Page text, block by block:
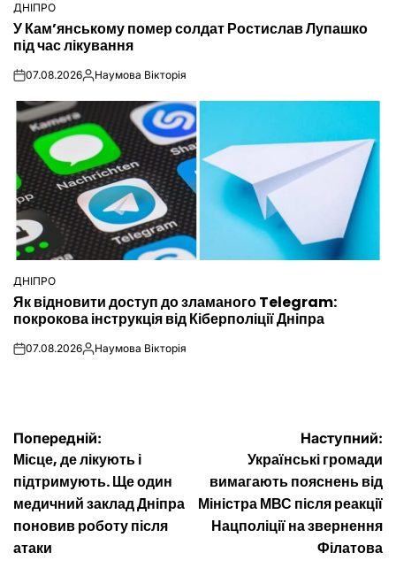
ОПУБЛІКУВАТИ
У
ДНІПРО
У Кам’янському помер солдат Ростислав Лупашко
під час лікування
on07.08.2026Опубліковано
Наумова Вікторія
ОПУБЛІКУВАТИ
У
ДНІПРО
Як відновити доступ до зламаного Telegram:
покрокова інструкція від Кіберполіції Дніпра
on07.08.2026Опубліковано
Наумова Вікторія
Навігація
записів
Попередній:
Місце, де лікують і
підтримують. Ще один
медичний заклад Дніпра
поновив роботу після
атаки
Наступний:
Українські громади
вимагають пояснень від
Міністра МВС після реакції
Нацполіції на звернення
Філатова